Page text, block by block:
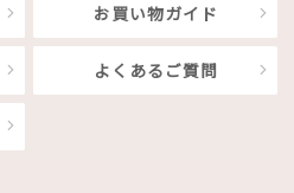
お買い物ガイド
よくあるご質問